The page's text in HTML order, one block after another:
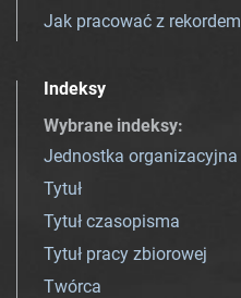
Jak pracować z rekordem
Indeksy
Wybrane indeksy:
Jednostka organizacyjna
Tytuł
Tytuł czasopisma
Tytuł pracy zbiorowej
Twórca